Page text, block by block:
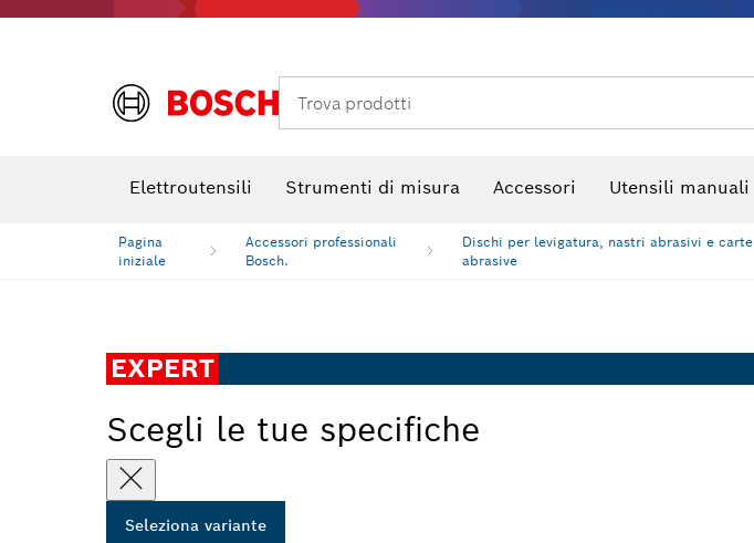
Trova prodotti
Elettroutensili Strumenti di misura Accessori Utensili manuali
Pagina
iniziale
Accessori professionali
Bosch.
Dischi per levigatura, nastri abrasivi e carte
abrasive
EXPERT
Scegli le tue specifiche
Seleziona variante